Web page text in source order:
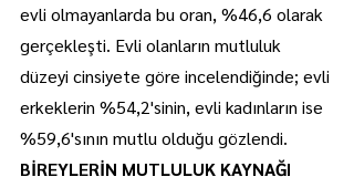
evli olmayanlarda bu oran, %46,6 olarak
gerçekleşti. Evli olanların mutluluk
düzeyi cinsiyete göre incelendiğinde; evli
erkeklerin %54,2'sinin, evli kadınların ise
%59,6'sının mutlu olduğu gözlendi.
BİREYLERİN MUTLULUK KAYNAĞI